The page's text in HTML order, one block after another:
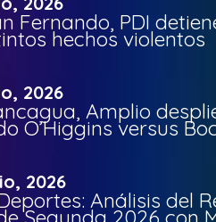
Fernando, PDI
hechos violentos
2026
Amplio
O’Higgins versus
2026
Análisis del
Segunda 2026 con